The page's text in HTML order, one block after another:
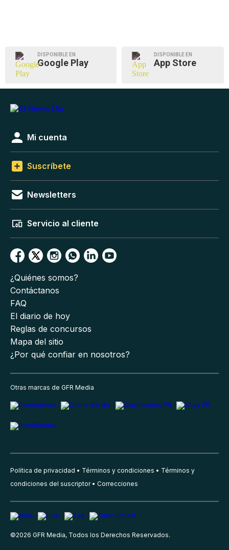
DISPONIBLE EN
Google Play
DISPONIBLE EN
App Store
Mi cuenta
Suscríbete
Newsletters
Servicio al cliente
¿Quiénes somos?
Contáctanos
FAQ
El diario de hoy
Reglas de concursos
Mapa del sitio
¿Por qué confiar en nosotros?
Otras marcas de GFR Media
Política de privacidad Términos y condiciones
Términos y
condiciones del suscriptor
Correcciones
©2026 GFR Media, Todos los Derechos Reservados.